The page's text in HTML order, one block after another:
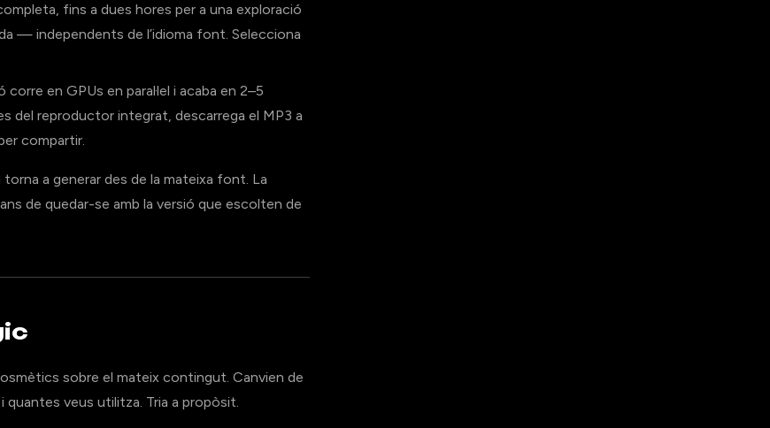
fins a dues hores per a una exploració
— independents de l’idioma font. Selecciona
corre en GPUs en paral·lel i acaba en 2–5
del reproductor integrat, descarrega el MP3 a
compartir.
a generar des de la mateixa font. La
de quedar-se amb la versió que escolten de
sobre el mateix contingut. Canvien de
veus utilitza. Tria a propòsit.